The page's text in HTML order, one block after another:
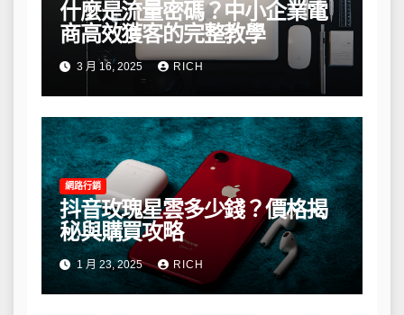
什麼是流量密碼？中小企業電
商高效獲客的完整教學
3 月 16, 2025 RICH
網路行銷
抖音玫瑰星雲多少錢？價格揭
秘與購買攻略
1 月 23, 2025 RICH